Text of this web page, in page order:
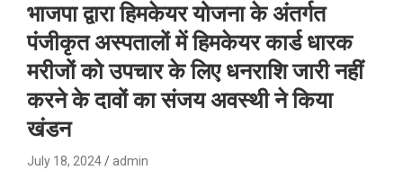
भाजपा द्वारा हिमकेयर योजना के अंतर्गत
पंजीकृत अस्पतालों में हिमकेयर कार्ड धारक
मरीजों को उपचार के लिए धनराशि जारी नहीं
करने के दावों का संजय अवस्थी ने किया
खंडन
July 18, 2024 admin